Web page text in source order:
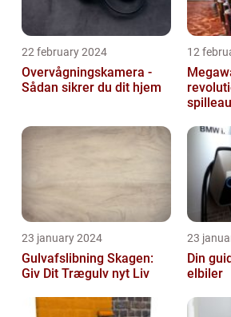
22 february 2024
Overvågningskamera -
Sådan sikrer du dit hjem
12
23 january 2024
Gulvafslibning Skagen:
Giv Dit Trægulv nyt Liv
23
Din
elbiler